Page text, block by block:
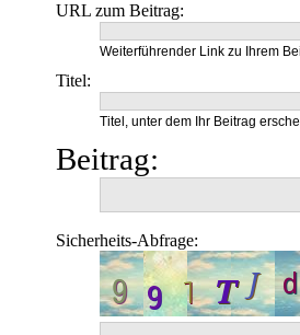
URL zum Beitrag:
Weiterführender Link zu Ihrem
Titel:
Titel, unter dem Ihr Beitrag
Beitrag:
Sicherheits-Abfrage: